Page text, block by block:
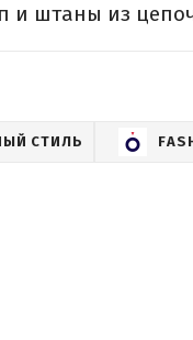
и штаны из
СТИЛЬ